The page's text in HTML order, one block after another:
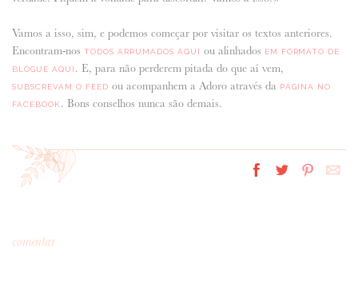
Vamos a isso, sim, e podemos começar por visitar os textos anteriores.
Encontram-nos TODOS ARRUMADOS AQUI ou alinhados EM FORMATO DE
BLOGUE AQUI . E, para não perderem pitada do que aí vem,
SUBSCREVAM O FEED ou acompanhem a Adoro através da
PÁGINA NO
FACEBOOK . Bons conselhos nunca são demais.
comentar